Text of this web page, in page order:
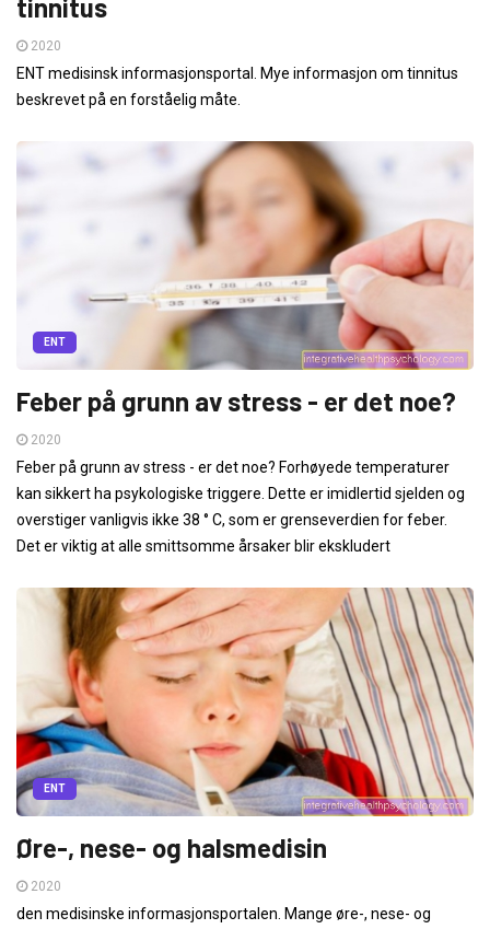
tinnitus
2020
ENT medisinsk informasjonsportal. Mye informasjon om tinnitus
beskrevet på en forståelig måte.
ENT
Feber på grunn av stress - er det noe?
2020
Feber på grunn av stress - er det noe? Forhøyede temperaturer
kan sikkert ha psykologiske triggere. Dette er imidlertid sjelden og
overstiger vanligvis ikke 38 ° C, som er grenseverdien for feber.
Det er viktig at alle smittsomme årsaker blir ekskludert
ENT
Øre-, nese- og halsmedisin
2020
den medisinske informasjonsportalen. Mange øre-, nese- og